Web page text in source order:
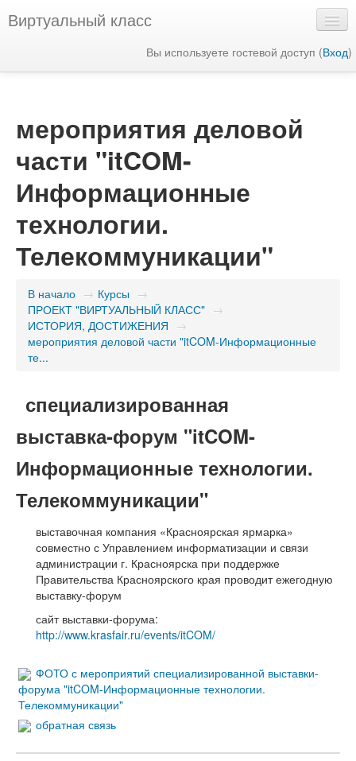
Виртуальный класс
Вы используете гостевой доступ (Вход)
мероприятия деловой
части "itCOM-
Информационные
технологии.
Телекоммуникации"
В начало → Курсы →
ПРОЕКТ "ВИРТУАЛЬНЫЙ КЛАСС" →
ИСТОРИЯ, ДОСТИЖЕНИЯ →
мероприятия деловой части "itCOM-Информационные
те...
специализированная
выставка-форум "itCOM-
Информационные технологии.
Телекоммуникации"
выставочная компания «Красноярская ярмарка»
совместно с Управлением информатизации и связи
администрации г. Красноярска при поддержке
Правительства Красноярского края проводит ежегодную
выставку-форум
сайт выставки-форума:
http://www.krasfair.ru/events/itCOM/
ФОТО с мероприятий специализированной выставки-
форума "itCOM-Информационные технологии.
Телекоммуникации"
обратная связь